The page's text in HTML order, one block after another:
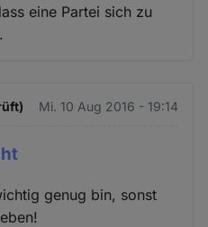
eine Partei sich zu
Mi. 10 Aug 2016 - 19:14
genug bin, sonst